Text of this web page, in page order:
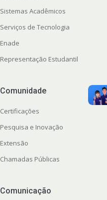
Sistemas Acadêmicos
Serviços de Tecnologia
Enade
Representação Estudantil
Comunidade
Certificações
Pesquisa e Inovação
Extensão
Chamadas Públicas
Comunicação